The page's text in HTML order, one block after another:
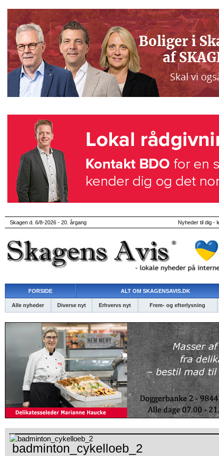
Skagen d. 6/8-2026 - 20. årgang Nyheder til dig -
FORSIDE ALT OM SKAGENSAVIS.DK
Alle nyheder Diverse nyt Erhvervs nyt Frem- og efterlysning
badminton_cykelloeb_2